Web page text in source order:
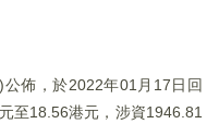
公佈，於2022年01月17日回
至18.56港元，涉資1946.81